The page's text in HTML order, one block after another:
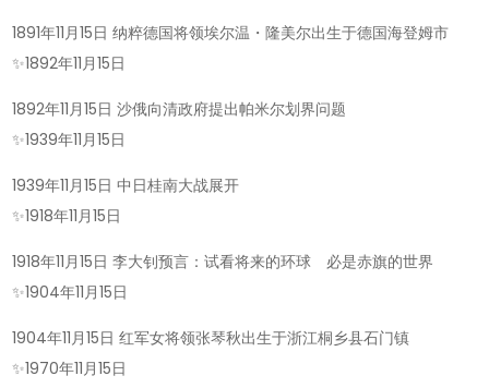
11
日!
1891年11月15日 纳粹德国将领埃尔温・隆美尔出生于德国海登姆市
✨1892年11月15日
1892年11月15日 沙俄向清政府提出帕米尔划界问题
✨1939年11月15日
1939年11月15日 中日桂南大战展开
✨1918年11月15日
1918年11月15日 李大钊预言：试看将来的环球 必是赤旗的世界
✨1904年11月15日
1904年11月15日 红军女将领张琴秋出生于浙江桐乡县石门镇
✨1970年11月15日